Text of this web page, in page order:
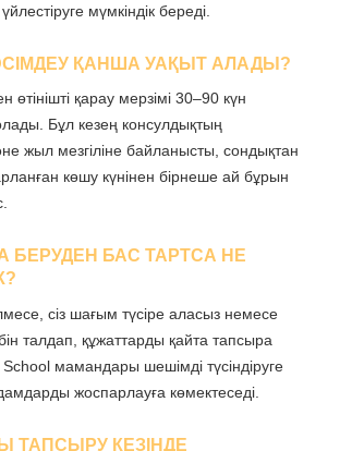
мүмкіндік береді.
ҚАНША УАҚЫТ АЛАДЫ?
қарау мерзімі 30–90 күн
Бұл кезең консулдықтың
жыл мезгіліне байланысты, сондықтан
көшу күнінен бірнеше ай бұрын
БЕРУДЕН БАС ТАРТСА НЕ
сіз шағым түсіре аласыз немесе
талдап, құжаттарды қайта тапсыра
мамандары шешімді түсіндіруге
жоспарлауға көмектеседі.
ТАПСЫРУ КЕЗІНДЕ